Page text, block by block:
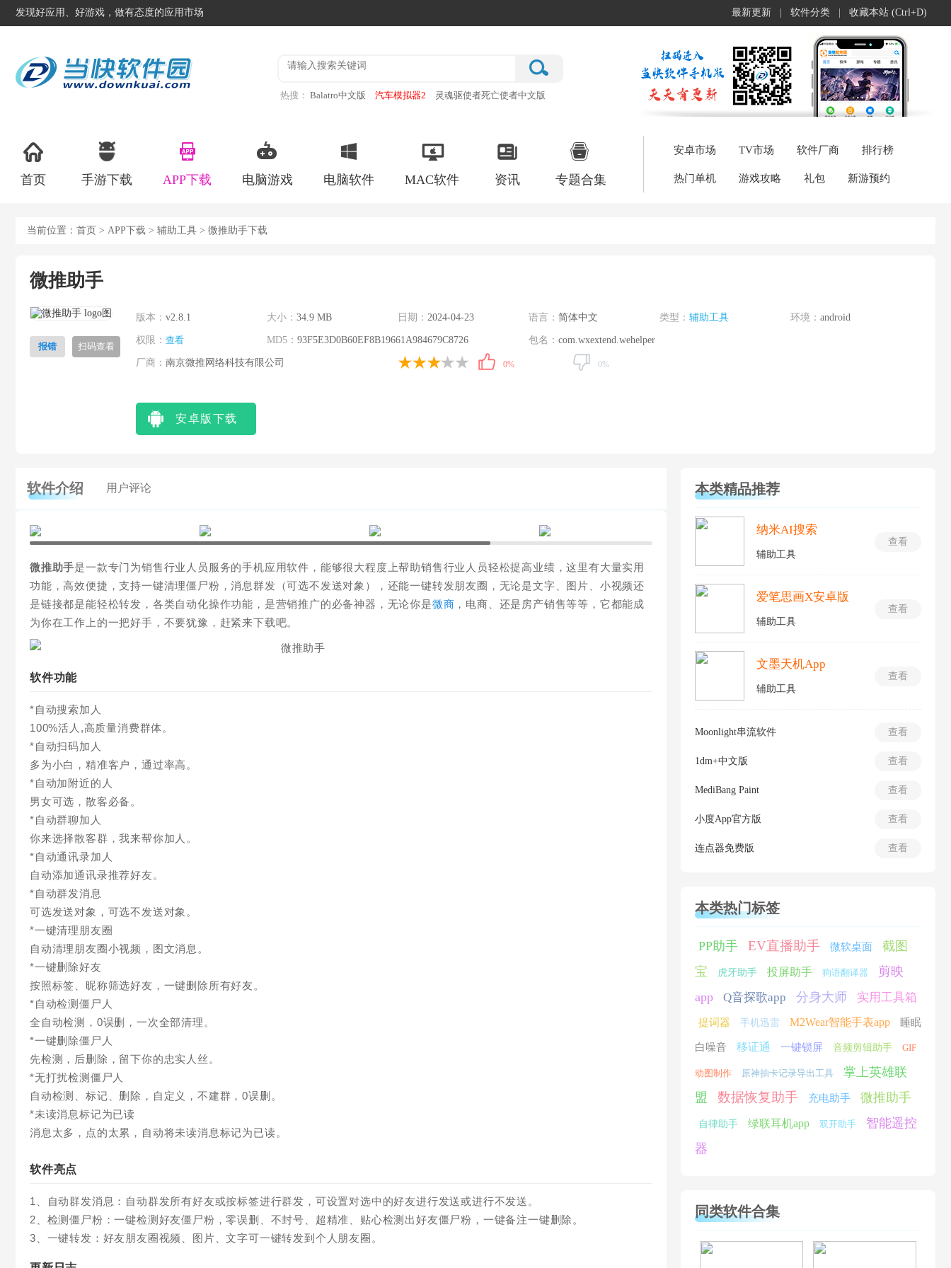
发现好应用、好游戏，做有态度的应用市场 最新更新 软件分类 收藏本站 (Ctrl+D)
热搜： Balatro中文版 汽车模拟器2
灵魂驱使者死亡使者中文版
首页 手游下载 APP下载 电脑游戏 电脑软件 MAC软件 资讯 专题合集
安卓市场 TV市场 软件厂商 排行榜
热门单机 游戏攻略 礼包 新游预约
当前位置： 首页 > APP下载 > 辅助工具 > 微推助手下载
微推助手
报错 扫码查看
版本： v2.8.1 大小： 34.9 MB 日期： 2024-04-23 语言： 简体中文 类型： 辅助工具 环境： android
权限： 查看 MD5： 93F5E3D0B60EF8B19661A984679C8726 包名： com.wxextend.wehelper
厂商： 南京微推网络科技有限公司 0% 0%
安卓版下载
软件介绍 用户评论
微推助手是一款专门为销售行业人员服务的手机应用软件，能够很大程度上帮助销售行业人员轻松提高业绩，这里有大量实用
功能，高效便捷，支持一键清理僵尸粉，消息群发（可选不发送对象），还能一键转发朋友圈，无论是文字、图片、小视频还
是链接都是能轻松转发，各类自动化操作功能，是营销推广的必备神器，无论你是微商 ，电商、还是房产销售等等，它都能成
为你在工作上的一把好手，不要犹豫，赶紧来下载吧。
软件功能
*自动搜索加人
100%活人,高质量消费群体。
*自动扫码加人
多为小白，精准客户，通过率高。
*自动加附近的人
男女可选，散客必备。
*自动群聊加人
你来选择散客群，我来帮你加人。
*自动通讯录加人
自动添加通讯录推荐好友。
*自动群发消息
可选发送对象，可选不发送对象。
*一键清理朋友圈
自动清理朋友圈小视频，图文消息。
*一键删除好友
按照标签、昵称筛选好友，一键删除所有好友。
*自动检测僵尸人
全自动检测，0误删，一次全部清理。
*一键删除僵尸人
先检测，后删除，留下你的忠实人丝。
*无打扰检测僵尸人
自动检测、标记、删除，自定义，不建群，0误删。
*未读消息标记为已读
消息太多，点的太累，自动将未读消息标记为已读。
软件亮点
1、自动群发消息：自动群发所有好友或按标签进行群发，可设置对选中的好友进行发送或进行不发送。
2、检测僵尸粉：一键检测好友僵尸粉，零误删、不封号、超精准、贴心检测出好友僵尸粉，一键备注一键删除。
3、一键转发：好友朋友圈视频、图片、文字可一键转发到个人朋友圈。
本类精品推荐
查看
纳米AI搜索
辅助工具
查看
爱笔思画X安卓版
辅助工具
查看
文墨天机App
辅助工具
查看
Moonlight串流软件
查看
1dm+中文版
查看
MediBang Paint
查看
小度App官方版
查看
连点器免费版
本类热门标签
PP助手 EV直播助手 微软桌面
截图
宝
虎牙助手 投屏助手 狗语翻译器
剪映
app
Q音探歌app 分身大师 实用工具箱
提词器 手机迅雷 M2Wear智能手表app 睡眠
白噪音 移证通 一键锁屏 音频剪辑助手 GIF
动图制作 原神抽卡记录导出工具
掌上英雄联
盟
数据恢复助手 充电助手 微推助手
自律助手 绿联耳机app 双开助手
智能遥控
器
同类软件合集